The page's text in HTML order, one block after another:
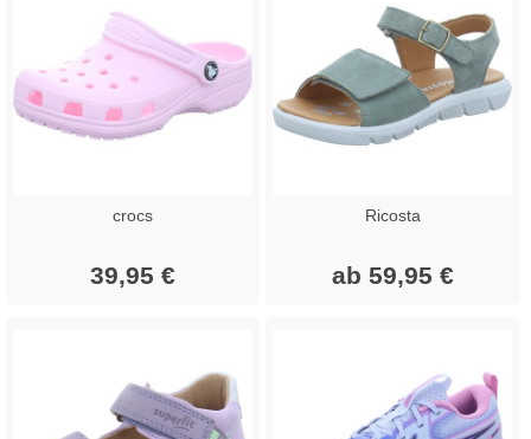
crocs
39,95 €
Ricosta
ab 59,95 €